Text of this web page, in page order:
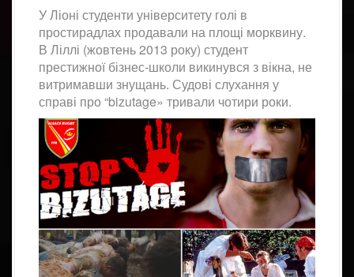
У Ліоні студенти університету голі в
простирадлах продавали на площі морквину.
В Ліллі (жовтень 2013 року) студент
престижної бізнес-школи викинувся з вікна, не
витримавши знущань. Судові слухання у
справі про “bizutage» тривали чотири роки.